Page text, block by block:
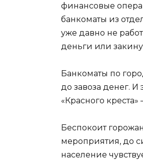
финансовые
банкоматы из
уже давно не
деньги или
Банкоматы по
до завоза денег.
«Красного
Беспокоит
мероприятия, до
население